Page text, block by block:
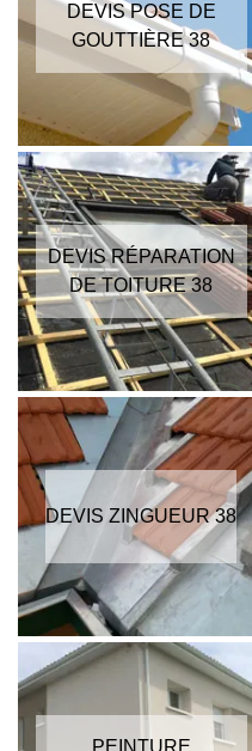
DEVIS POSE DE
GOUTTIÈRE 38
DEVIS RÉPARATION
DE TOITURE 38
DEVIS ZINGUEUR 38
PEINTURE